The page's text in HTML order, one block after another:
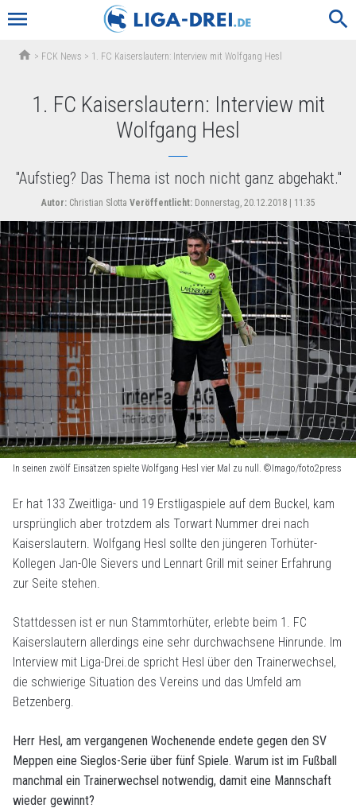
menu search
home > FCK News > 1. FC Kaiserslautern: Interview mit Wolfgang Hesl
1. FC Kaiserslautern: Interview mit
Wolfgang Hesl
"Aufstieg? Das Thema ist noch nicht ganz abgehakt."
Autor:Christian Slotta Veröffentlicht:Donnerstag, 20.12.2018 | 11:35
In seinen zwölf Einsätzen spielte Wolfgang Hesl vier Mal zu null. ©Imago/foto2press
Er hat 133 Zweitliga- und 19 Erstligaspiele auf dem Buckel, kam
ursprünglich aber trotzdem als Torwart Nummer drei nach
Kaiserslautern. Wolfgang Hesl sollte den jüngeren Torhüter-
Kollegen Jan-Ole Sievers und Lennart Grill mit seiner Erfahrung
zur Seite stehen.
Stattdessen ist er nun Stammtorhüter, erlebte beim 1. FC
Kaiserslautern allerdings eine sehr durchwachsene Hinrunde. Im
Interview mit Liga-Drei.de spricht Hesl über den Trainerwechsel,
die schwierige Situation des Vereins und das Umfeld am
Betzenberg.
Herr Hesl, am vergangenen Wochenende endete gegen den SV
Meppen eine Sieglos-Serie über fünf Spiele. Warum ist im Fußball
manchmal ein Trainerwechsel notwendig, damit eine Mannschaft
wieder gewinnt?